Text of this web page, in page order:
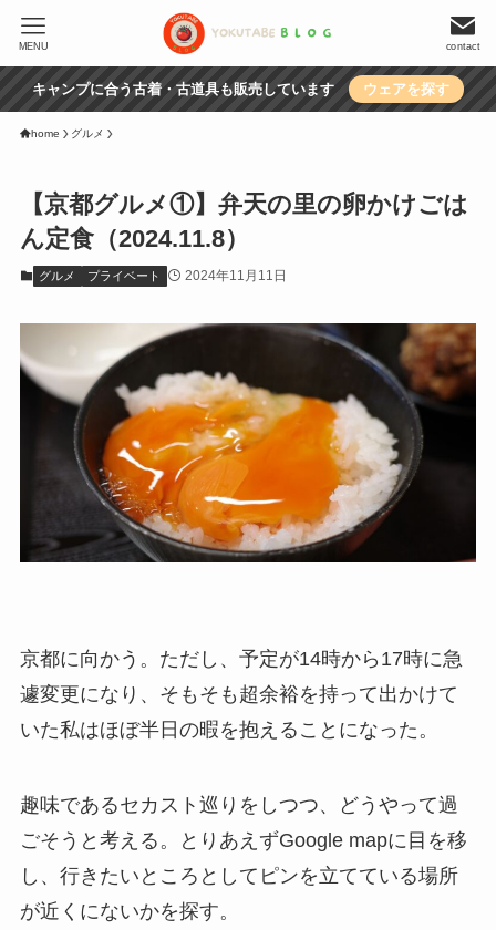
contact
MENU
キャンプに合う古着・古道具も販売しています ウェアを探す
home グルメ
【京都グルメ①】弁天の里の卵かけごは
ん定食（2024.11.8）
グルメ プライベート 2024年11月11日
京都に向かう。ただし、予定が14時から17時に急
遽変更になり、そもそも超余裕を持って出かけて
いた私はほぼ半日の暇を抱えることになった。
趣味であるセカスト巡りをしつつ、どうやって過
ごそうと考える。とりあえずGoogle mapに目を移
し、行きたいところとしてピンを立てている場所
が近くにないかを探す。